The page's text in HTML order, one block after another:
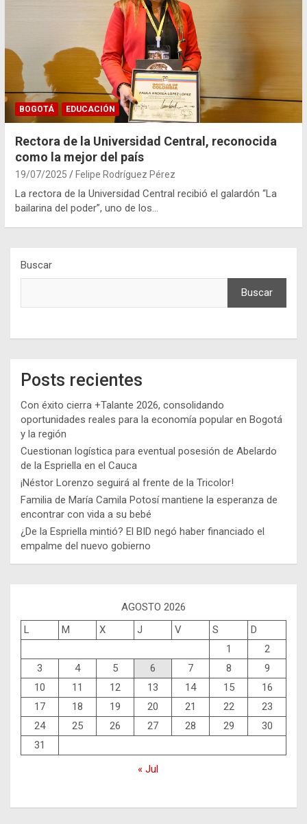
BOGOTÁ EDUCACIÓN
Rectora de la Universidad Central, reconocida
como la mejor del país
19/07/2025 Felipe Rodríguez Pérez
La rectora de la Universidad Central recibió el galardón “La
bailarina del poder”, uno de los…
Buscar
Buscar
Posts recientes
Con éxito cierra +Talante 2026, consolidando
oportunidades reales para la economía popular en Bogotá
y la región
Cuestionan logística para eventual posesión de Abelardo
de la Espriella en el Cauca
¡Néstor Lorenzo seguirá al frente de la Tricolor!
Familia de María Camila Potosí mantiene la esperanza de
encontrar con vida a su bebé
¿De la Espriella mintió? El BID negó haber financiado el
empalme del nuevo gobierno
AGOSTO 2026
L
M X J V S
D
1
2
3
4 5 6 7 8
9
10
11 12 13 14 15
16
17
18 19 20 21 22
23
24
25 26 27 28 29
30
31
« Jul